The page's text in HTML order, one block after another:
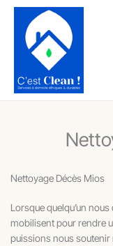
Aller
contenu
Nettoyage Décès Mios
Lorsque quelqu’un
mobilisent pour rendre
puissions nous soutenir